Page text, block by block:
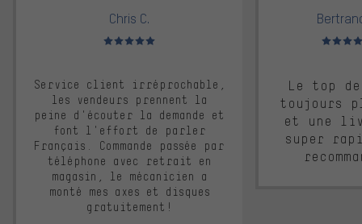
Chris C.
Note moyenne : 5 sur 5
Service client irréprochable,
les vendeurs prennent la
peine d'écouter la demande et
font l'effort de parler
Français. Commande passée par
téléphone avec retrait en
magasin, le mécanicien a
monté mes axes et disques
gratuitement!
Note
Le top
toujours
et une
super